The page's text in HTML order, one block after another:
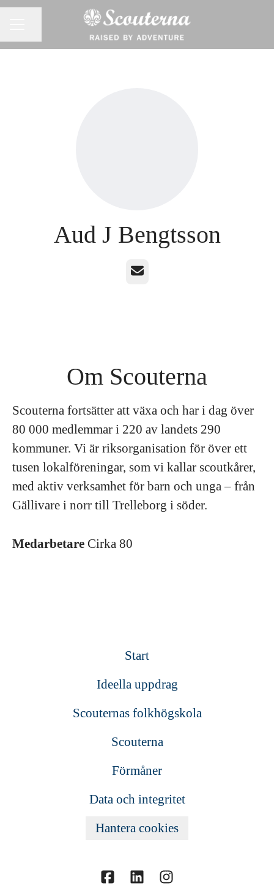
Aud J Bengtsson
E-post
Om Scouterna
Scouterna fortsätter att växa och har i dag över
80 000 medlemmar i 220 av landets 290
kommuner. Vi är riksorganisation för över ett
tusen lokalföreningar, som vi kallar scoutkårer,
med aktiv verksamhet för barn och unga – från
Gällivare i norr till Trelleborg i söder.
Medarbetare Cirka 80
Start
Ideella uppdrag
Scouternas folkhögskola
Scouterna
Förmåner
Data och integritet
Hantera cookies